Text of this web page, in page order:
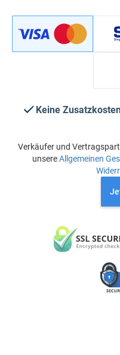
Keine
Verkäufer und
unsereAllgemeinen